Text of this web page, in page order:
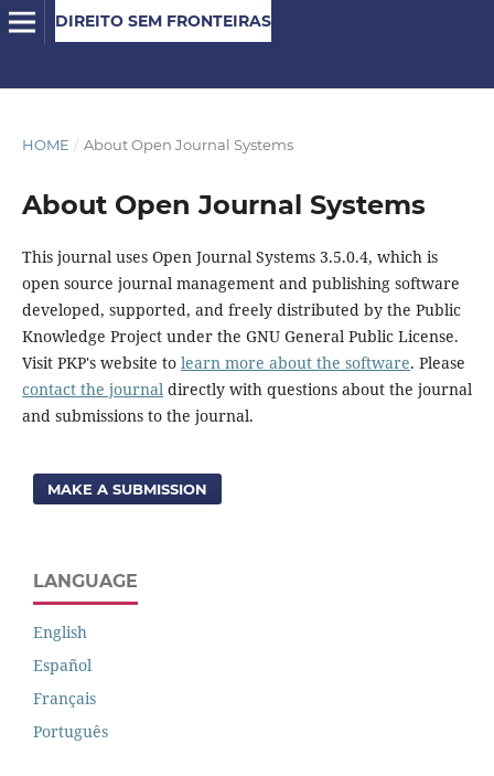
DIREITO SEM FRONTEIRAS
HOME / About Open Journal Systems
About Open Journal Systems
This journal uses Open Journal Systems 3.5.0.4, which is
open source journal management and publishing software
developed, supported, and freely distributed by the Public
Knowledge Project under the GNU General Public License.
Visit PKP's website to learn more about the software. Please
contact the journaldirectly with questions about the journal
and submissions to the journal.
MAKE A SUBMISSION
LANGUAGE
English
Español
Français
Português